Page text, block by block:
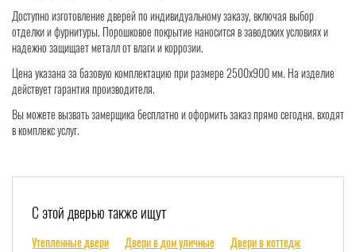
Доступно изготовление дверей по индивидуальному заказу, включая выбор
отделки и фурнитуры. Порошковое покрытие наносится в заводских условиях и
надежно защищает металл от влаги и коррозии.
Цена указана за базовую комплектацию при размере 2500x900 мм. На изделие
действует гарантия производителя.
Вы можете вызвать замерщика бесплатно и оформить заказ прямо сегодня. входят
в комплекс услуг.
С этой дверью также ищут
Утепленные двери Двери в дом уличные
Двери в коттедж